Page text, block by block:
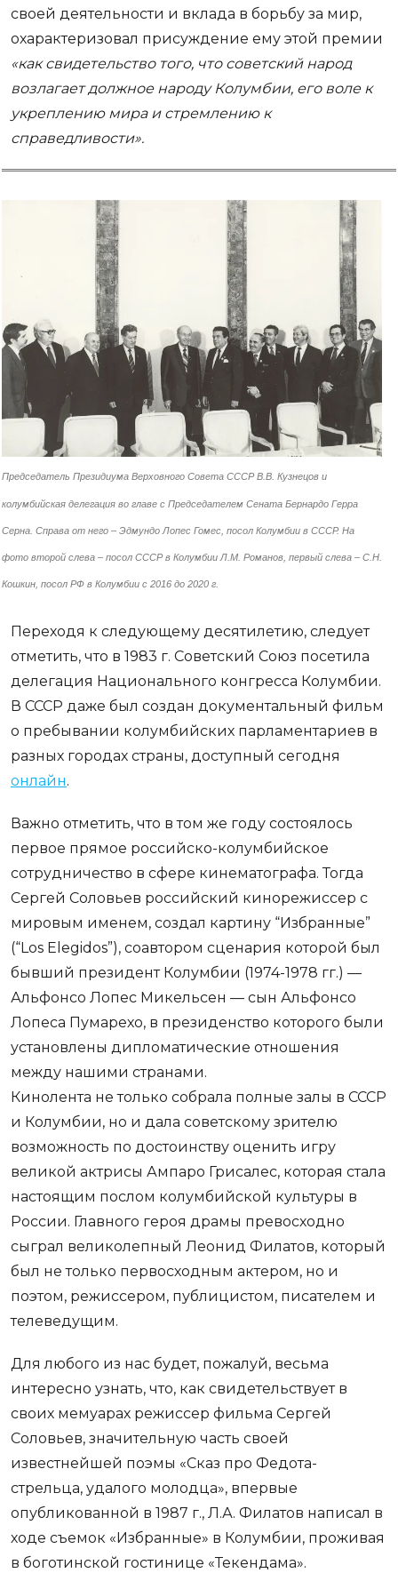
своей деятельности и вклада в борьбу за мир,
охарактеризовал присуждение ему этой премии
«как свидетельство того, что советский народ
возлагает должное народу Колумбии, его воле к
укреплению мира и стремлению к
справедливости».
Председатель Президиума Верховного Совета СССР В.В. Кузнецов и
колумбийская делегация во главе с Председателем Сената Бернардо Герра
Серна. Справа от него – Эдмундо Лопес Гомес, посол Колумбии в СССР. На
фото второй слева – посол СССР в Колумбии Л.М. Романов, первый слева – С.Н.
Кошкин, посол РФ в Колумбии с 2016 до 2020 г.
Переходя к следующему десятилетию, следует
отметить, что в 1983 г. Советский Союз посетила
делегация Национального конгресса Колумбии.
В СССР даже был создан документальный фильм
о пребывании колумбийских парламентариев в
разных городах страны, доступный сегодня
онлайн.
Важно отметить, что в том же году состоялось
первое прямое российско-колумбийское
сотрудничество в сфере кинематографа. Тогда
Сергей Соловьев российский кинорежиссер с
мировым именем, создал картину “Избранные”
(“Los Elegidos”), соавтором сценария которой был
бывший президент Колумбии (1974-1978 гг.) —
Альфонсо Лопес Микельсен — сын Альфонсо
Лопеса Пумарехо, в президенство которого были
установлены дипломатические отношения
между нашими странами.
Кинолента не только собрала полные залы в СССР
и Колумбии, но и дала советскому зрителю
возможность по достоинству оценить игру
великой актрисы Ампаро Грисалес, которая стала
настоящим послом колумбийской культуры в
России. Главного героя драмы превосходно
сыграл великолепный Леонид Филатов, который
был не только первосходным актером, но и
поэтом, режиссером, публицистом, писателем и
телеведущим.
Для любого из нас будет, пожалуй, весьма
интересно узнать, что, как свидетельствует в
своих мемуарах режиссер фильма Сергей
Соловьев, значительную часть своей
известнейшей поэмы «Сказ про Федота-
стрельца, удалого молодца», впервые
опубликованной в 1987 г., Л.А. Филатов написал в
ходе съемок «Избранные» в Колумбии, проживая
в боготинской гостинице «Текендама».